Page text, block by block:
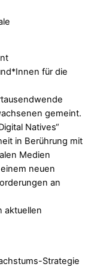
für die
gemeint.
Natives“
in Berührung mit
Medien
neuen
an
aktuellen
Strategie